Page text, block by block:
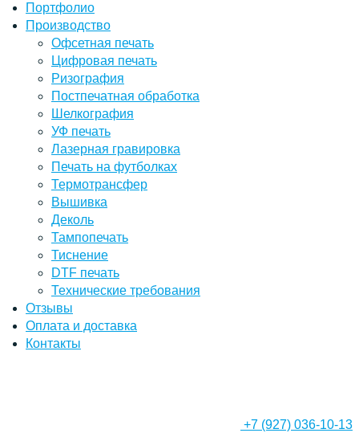
Портфолио
Производство
Офсетная печать
Цифровая печать
Ризография
Постпечатная обработка
Шелкография
УФ печать
Лазерная гравировка
Печать на футболках
Термотрансфер
Вышивка
Деколь
Тампопечать
Тиснение
DTF печать
Технические требования
Отзывы
Оплата и доставка
Контакты
+7 (927) 036-10-13